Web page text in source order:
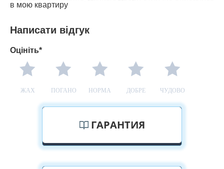
в мою квартиру
Написати відгук
Оцініть*
ЖАХ ПОГАНО НОРМА ДОБРЕ ЧУДОВО
ГАРАНТИЯ